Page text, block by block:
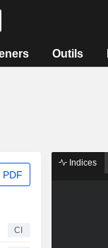
Outils
PDF
CI
Indices